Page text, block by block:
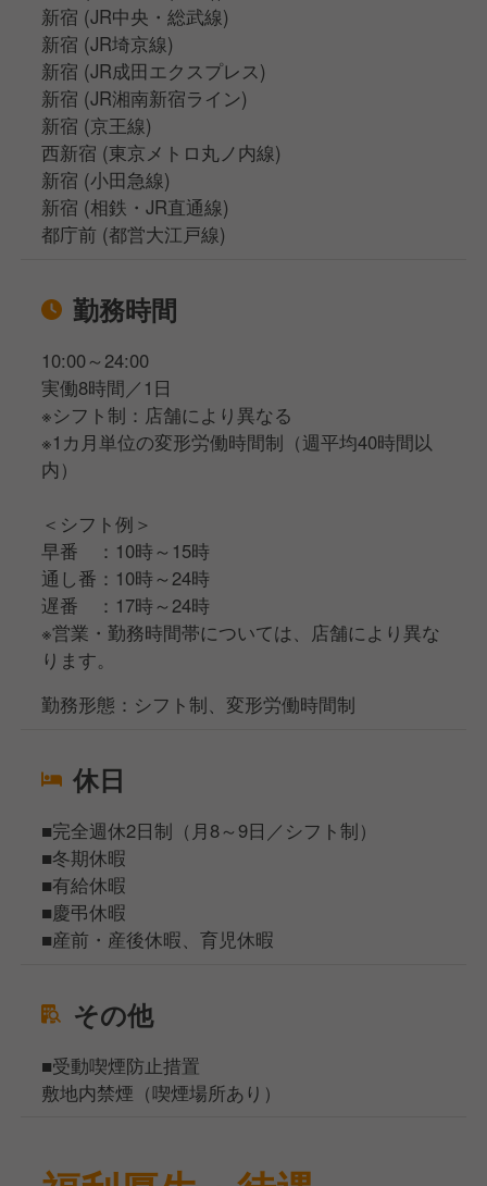
新宿 (JR中央・総武線)
新宿 (JR埼京線)
新宿 (JR成田エクスプレス)
新宿 (JR湘南新宿ライン)
新宿 (京王線)
西新宿 (東京メトロ丸ノ内線)
新宿 (小田急線)
新宿 (相鉄・JR直通線)
都庁前 (都営大江戸線)
勤務時間
10:00～24:00
実働8時間／1日
※シフト制：店舗により異なる
※1カ月単位の変形労働時間制（週平均40時間以
内）
＜シフト例＞
早番 ：10時～15時
通し番：10時～24時
遅番 ：17時～24時
※営業・勤務時間帯については、店舗により異な
ります。
勤務形態：シフト制、変形労働時間制
休日
■完全週休2日制（月8～9日／シフト制）
■冬期休暇
■有給休暇
■慶弔休暇
■産前・産後休暇、育児休暇
その他
■受動喫煙防止措置
敷地内禁煙（喫煙場所あり）